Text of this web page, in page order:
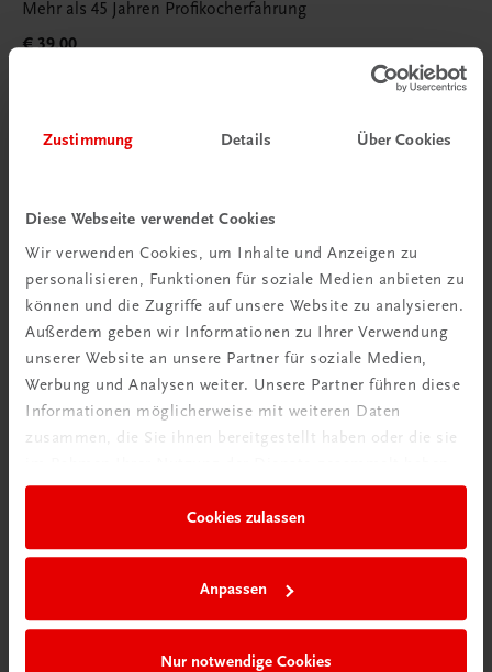
Zustimmung Details Über Cookies
Diese Webseite verwendet Cookies
Wir verwenden Cookies, um Inhalte und Anzeigen zu
personalisieren, Funktionen für soziale Medien anbieten zu
können und die Zugriffe auf unsere Website zu analysieren.
Außerdem geben wir Informationen zu Ihrer Verwendung
unserer Website an unsere Partner für soziale Medien,
Werbung und Analysen weiter. Unsere Partner führen diese
Informationen möglicherweise mit weiteren Daten
zusammen, die Sie ihnen bereitgestellt haben oder die sie
Cookies zulassen
Anpassen
Nur notwendige Cookies
Mehr als 45 Jahren Profikocherfahrung
€ 39,00
Kochbuch von Elfriede Schachinger